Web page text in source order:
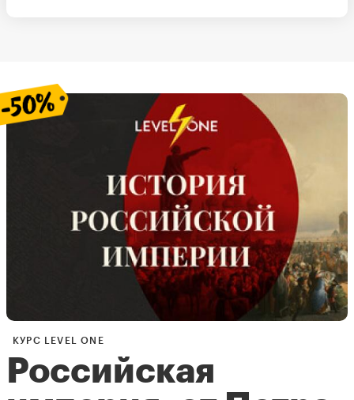
КУРС LEVEL ONE
Российская